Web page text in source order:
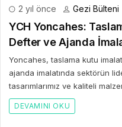
2 yıl önce Gezi Bülteni
YCH Yoncahes:
Defter ve Ajanda
Yoncahes, taslama kutu
ajanda imalatında sektörün
tasarımlarımız ve kaliteli
DEVAMINI OKU